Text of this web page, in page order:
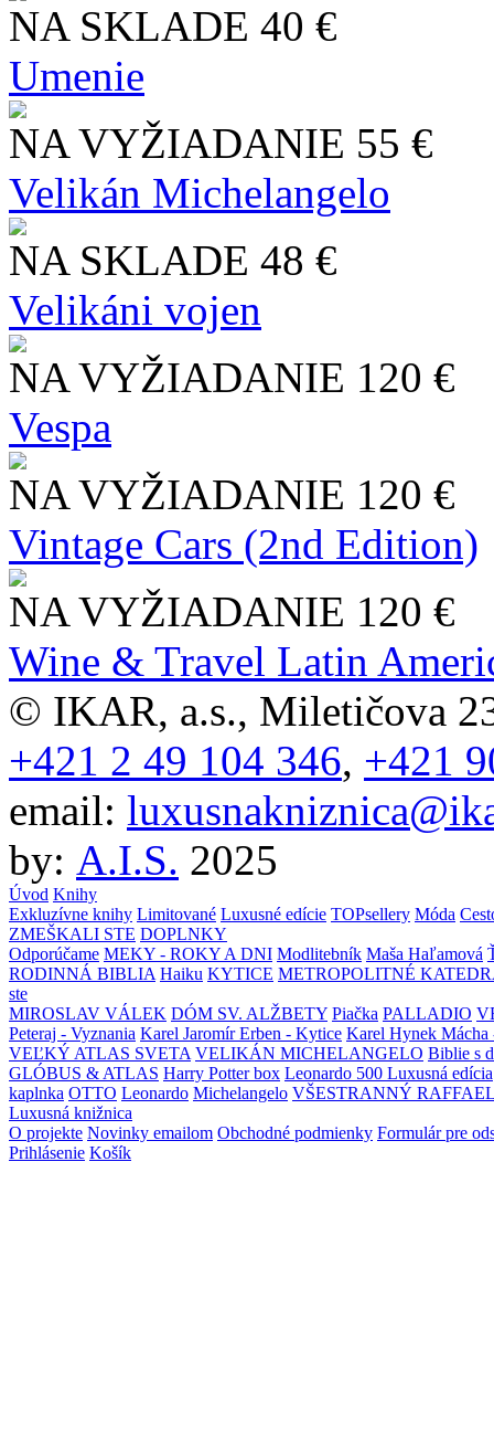
NA SKLADE 40 €
Umenie
NA VYŽIADANIE 55 €
Velikán Michelangelo
NA SKLADE 48 €
Velikáni vojen
NA VYŽIADANIE 120 €
Vespa
NA VYŽIADANIE 120 €
Vintage Cars (2nd Edition)
NA VYŽIADANIE 120 €
Wine & Travel Latin
© IKAR, a.s., Miletičova
+421 2 49 104 346, +421
email:
by: A.I.S. 2025
Úvod Knihy
Exkluzívne knihy Limitované Luxusné edície TOPsellery Móda
ZMEŠKALI STE DOPLNKY
Odporúčame MEKY - ROKY A DNI Modlitebník Maša Haľamová
RODINNÁ BIBLIA Haiku KYTICE METROPOLITNÉ
ste
MIROSLAV VÁLEK DÓM SV. ALŽBETY Piačka PALLADIO
Peteraj - Vyznania Karel Jaromír Erben - Kytice Karel Hynek Mácha
VEĽKÝ ATLAS SVETA VELIKÁN MICHELANGELO Biblie s
GLÓBUS & ATLAS Harry Potter box Leonardo 500 Luxusná edícia
kaplnka OTTO Leonardo Michelangelo VŠESTRANNÝ
Luxusná knižnica
O projekte Novinky emailom Obchodné podmienky Formulár pre
Prihlásenie Košík